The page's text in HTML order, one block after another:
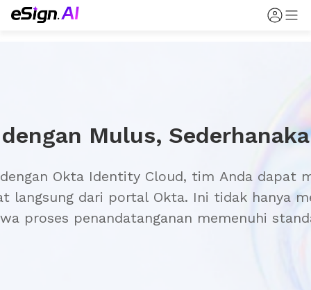
Okta Identity Cloud, tim Anda dapat
langsung dari portal Okta. Ini tidak hanya
proses penandatanganan memenuhi